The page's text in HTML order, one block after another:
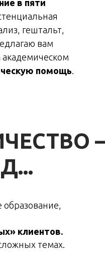
в пяти
гештальт,
вам
академическом
помощь.
образование,
клиентов.
темах.